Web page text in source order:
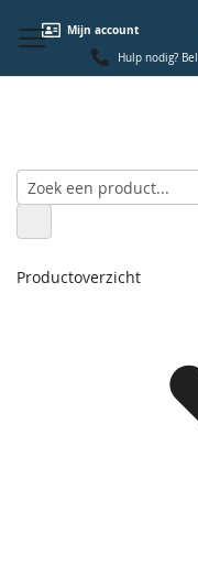
Mijn account
Hulp nodig? Bel
Productoverzicht